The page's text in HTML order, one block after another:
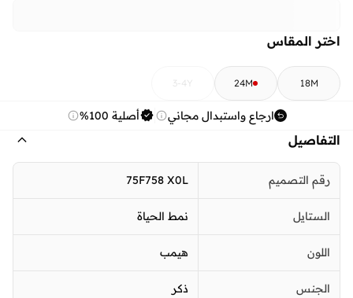
اختر المقاس
18M
24M
3-4Y
ارجاع واستبدال مجاني أصلية 100%
التفاصيل
رقم التصميم 75F758 X0L
الستايل نمط الحياة
اللون هيمب
الجنس ذكر